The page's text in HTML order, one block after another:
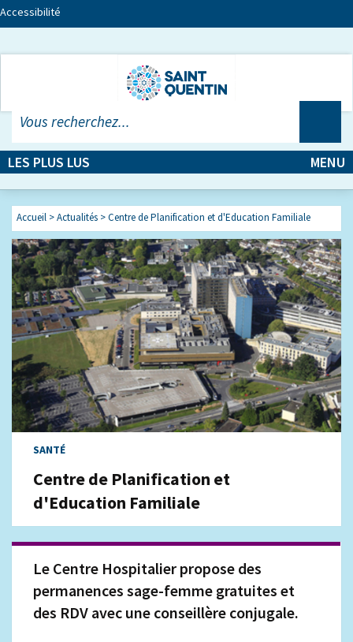
Accessibilité
LES PLUS LUS MENU
Accueil >Actualités > Centre de Planification et d'Education Familiale
SANTÉ
Centre de Planification et
d'Education Familiale
Le Centre Hospitalier propose des
permanences sage-femme gratuites et
des RDV avec une conseillère conjugale.